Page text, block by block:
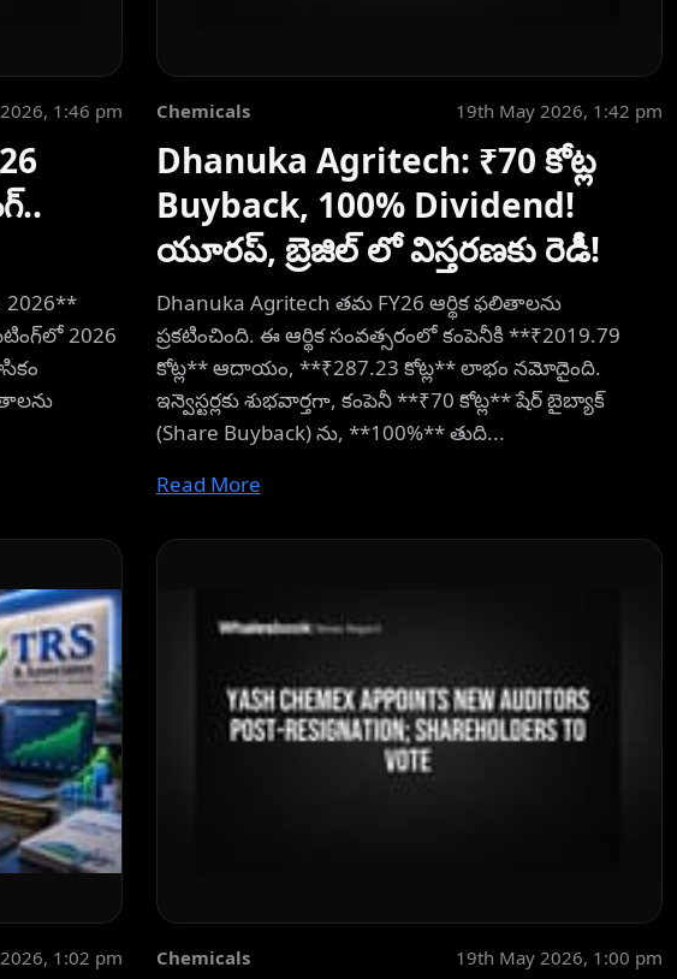
1:46 pm
2026**
2026
Chemicals 19th May 2026, 1:42 pm
Dhanuka Agritech: ₹70 కోట్ల
Buyback, 100% Dividend!
యూరప్, బ్రెజిల్ లో విస్తరణకు రెడీ!
Dhanuka Agritech తమ FY26 ఆర్థిక ఫలితాలను
ప్రకటించింది. ఈ ఆర్థిక సంవత్సరంలో కంపెనీకి **₹2019.79
కోట్ల** ఆదాయం, **₹287.23 కోట్ల** లాభం నమోదైంది.
ఇన్వెస్టర్లకు శుభవార్తగా, కంపెనీ **₹70 కోట్ల** షేర్ బైబ్యాక్
(Share Buyback) ను, **100%** తుది...
Read More
1:02 pm Chemicals 19th May 2026, 1:00 pm